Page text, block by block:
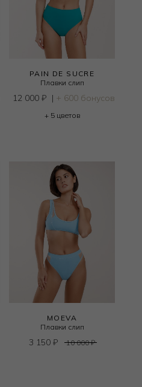
PAIN DE SUCRE
Плавки слип
12 000 ₽ | + 600 бонусов
+ 5 цветов
MOEVA
Плавки слип
3 150 ₽ 10 000₽